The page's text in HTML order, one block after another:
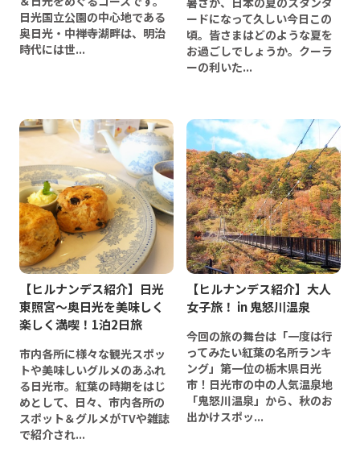
日光国立公園の中心地である
奥日光・中禅寺湖畔は、明治
時代には世...
ードになって久しい今日この
頃。皆さまはどのような夏を
お過ごしでしょうか。クーラ
ーの利いた...
【ヒルナンデス紹介】日光
東照宮～奥日光を美味しく
楽しく満喫！1泊2日旅
市内各所に様々な観光スポッ
トや美味しいグルメのあふれ
る日光市。紅葉の時期をはじ
めとして、日々、市内各所の
スポット＆グルメがTVや雑誌
で紹介され...
【ヒルナンデス紹介】大人
女子旅！ in 鬼怒川温泉
今回の旅の舞台は「一度は行
ってみたい紅葉の名所ランキ
ング」第一位の栃木県日光
市！日光市の中の人気温泉地
「鬼怒川温泉」から、秋のお
出かけスポッ...